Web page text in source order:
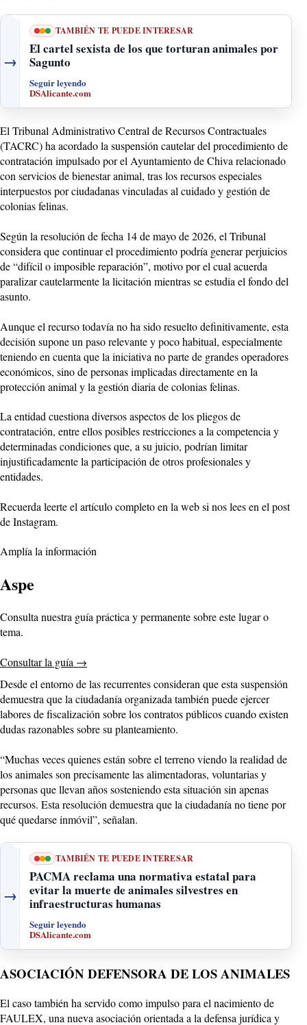
→
TAMBIÉN TE PUEDE INTERESAR
El cartel sexista de los que torturan animales por
Sagunto
Seguir leyendo
DSAlicante.com
El Tribunal Administrativo Central de Recursos Contractuales
(TACRC) ha acordado la suspensión cautelar del procedimiento de
contratación impulsado por el Ayuntamiento de Chiva relacionado
con servicios de bienestar animal, tras los recursos especiales
interpuestos por ciudadanas vinculadas al cuidado y gestión de
colonias felinas.
Según la resolución de fecha 14 de mayo de 2026, el Tribunal
considera que continuar el procedimiento podría generar perjuicios
de “difícil o imposible reparación”, motivo por el cual acuerda
paralizar cautelarmente la licitación mientras se estudia el fondo del
asunto.
Aunque el recurso todavía no ha sido resuelto definitivamente, esta
decisión supone un paso relevante y poco habitual, especialmente
teniendo en cuenta que la iniciativa no parte de grandes operadores
económicos, sino de personas implicadas directamente en la
protección animal y la gestión diaria de colonias felinas.
La entidad cuestiona diversos aspectos de los pliegos de
contratación, entre ellos posibles restricciones a la competencia y
determinadas condiciones que, a su juicio, podrían limitar
injustificadamente la participación de otros profesionales y
entidades.
Recuerda leerte el artículo completo en la web si nos lees en el post
de Instagram.
Amplía la información
Aspe
Consulta nuestra guía práctica y permanente sobre este lugar o
tema.
Consultar la guía →
Desde el entorno de las recurrentes consideran que esta suspensión
demuestra que la ciudadanía organizada también puede ejercer
labores de fiscalización sobre los contratos públicos cuando existen
dudas razonables sobre su planteamiento.
“Muchas veces quienes están sobre el terreno viendo la realidad de
los animales son precisamente las alimentadoras, voluntarias y
personas que llevan años sosteniendo esta situación sin apenas
recursos. Esta resolución demuestra que la ciudadanía no tiene por
qué quedarse inmóvil”, señalan.
→
TAMBIÉN TE PUEDE INTERESAR
PACMA reclama una normativa estatal para
evitar la muerte de animales silvestres en
infraestructuras humanas
Seguir leyendo
DSAlicante.com
ASOCIACIÓN DEFENSORA DE LOS ANIMALES
El caso también ha servido como impulso para el nacimiento de
FAULEX, una nueva asociación orientada a la defensa jurídica y